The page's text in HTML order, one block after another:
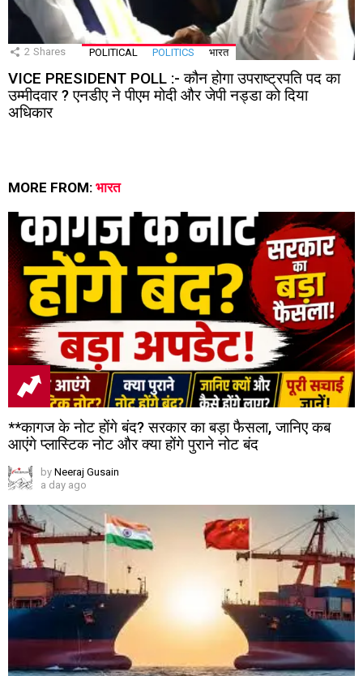
2 Shares POLITICAL POLITICS भारत
VICE PRESIDENT POLL :- कौन होगा उपराष्ट्रपति पद का
उम्मीदवार ? एनडीए ने पीएम मोदी और जेपी नड्डा को दिया
अधिकार
MORE FROM: भारत
**कागज के नोट होंगे बंद? सरकार का बड़ा फैसला, जानिए कब
आएंगे प्लास्टिक नोट और क्या होंगे पुराने नोट बंद
by Neeraj Gusain
a day ago